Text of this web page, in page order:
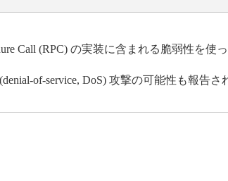
Call (RPC) の実装に含まれる脆弱性を
of-service, DoS) 攻撃の可能性も報告さ